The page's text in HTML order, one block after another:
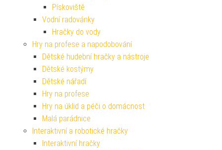
Pískoviště
Vodní radovánky
Hračky do vody
Hry na profese a napodobování
Dětské hudební hračky a nástroje
Dětské kostýmy
Dětské nářadí
Hry na profese
Hry na úklid a péči o domácnost
Malá parádnice
Interaktivní a robotické hračky
Interaktivní hračky